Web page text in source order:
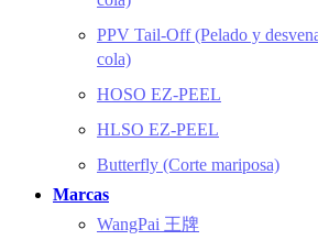
PPV Tail-Off (Pelado y
cola)
HOSO EZ-PEEL
HLSO EZ-PEEL
Butterfly (Corte mariposa)
Marcas
WangPai 王牌